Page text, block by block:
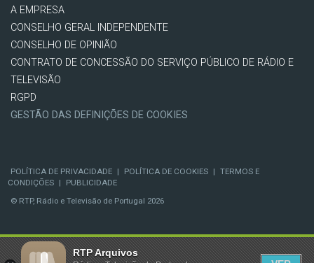
A EMPRESA
CONSELHO GERAL INDEPENDENTE
CONSELHO DE OPINIÃO
CONTRATO DE CONCESSÃO DO SERVIÇO PÚBLICO DE RÁDIO E
TELEVISÃO
RGPD
GESTÃO DAS DEFINIÇÕES DE COOKIES
POLÍTICA DE PRIVACIDADE | POLÍTICA DE COOKIES | TERMOS E
CONDIÇÕES |
PUBLICIDADE
© RTP, Rádio e Televisão de Portugal 2026
RTP Arquivos